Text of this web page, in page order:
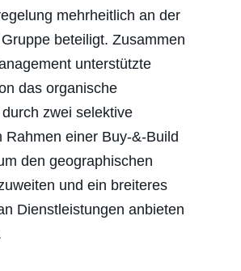
mehrheitlich an der
beteiligt. Zusammen
unterstützte
das organische
zwei selektive
Rahmen einer Buy-&-Build
den geographischen
und ein breiteres
Dienstleistungen anbieten